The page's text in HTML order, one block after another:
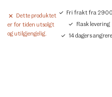
Dette produktet
er for tiden utsolgt
og utilgjengelig.
Fri frakt fra
Rask levering
14 dagers